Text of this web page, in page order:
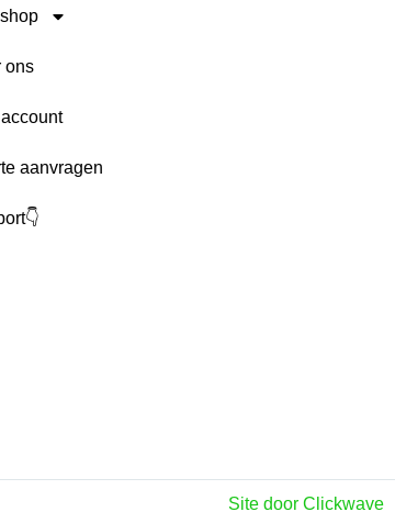
ons
aanvragen
Site door Clickwave